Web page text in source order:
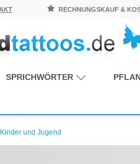
RECHNUNGSKAUF &
SPRICHWÖRTER
Kinder und Jugend